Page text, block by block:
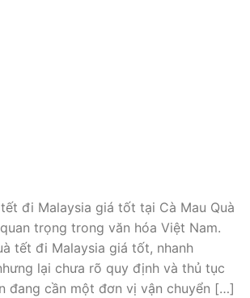
đi Malaysia giá tốt tại Cà Mau Quà
trọng trong văn hóa Việt Nam.
tết đi Malaysia giá tốt, nhanh
lại chưa rõ quy định và thủ tục
đang cần một đơn vị vận chuyển […]